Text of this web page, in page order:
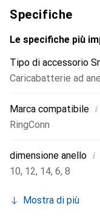
dolcemente,
ricarica. Un logo
l'anello è
modo che tu possa
una dimensione di
di ricarica per anelli
comodo e affidabile.
Specifiche
Le specifiche più
Tipo di accessorio
Caricabatterie ad
Marca compatibile i
RingConn
dimensione anello i
10, 12, 14, 6, 8
Mostra di più